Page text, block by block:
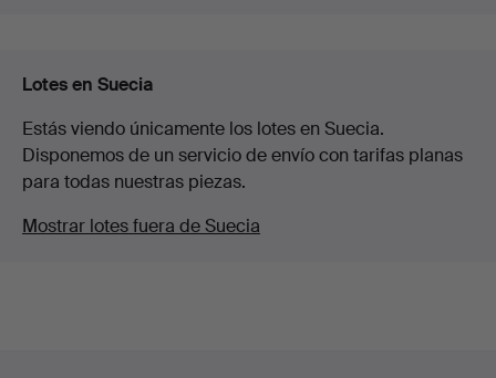
Lotes en Suecia
Estás viendo únicamente los lotes en Suecia.
Disponemos de un servicio de envío con tarifas planas
para todas nuestras piezas.
Mostrar lotes fuera de Suecia